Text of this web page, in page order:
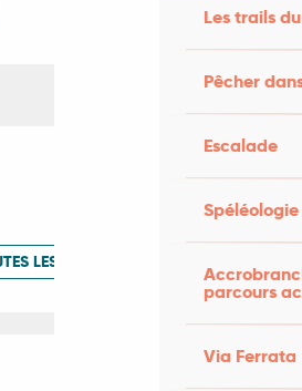
Les trails
Pêcher
Escalade
Spéléologie
parcours
Via Ferrata
LES PRESTATIONS